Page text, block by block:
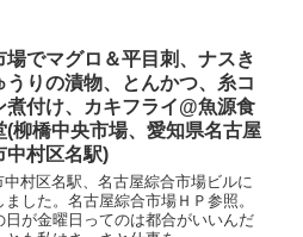
場でマグロ＆平目刺、ナスき
うりの漬物、とんかつ、糸コ
煮付け、カキフライ@魚源食
(柳橋中央市場、愛知県名古屋
中村区名駅)
村区名駅、名古屋綜合市場ビルに
した。名古屋綜合市場ＨＰ参照。
が金曜日ってのは都合がいいんだ